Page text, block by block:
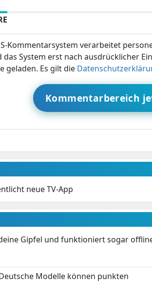
Kommentarsystem verarbeitet
das System erst nach ausdrücklicher
geladen. Es gilt die
Kommentarbereich
neue TV-App
Gipfel und funktioniert sogar
Modelle können punkten